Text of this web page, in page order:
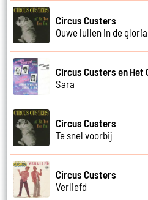
Circus Custers
Ouwe lullen in de gloria
Circus Custers en Het
Sara
Circus Custers
Te snel voorbij
Circus Custers
Verliefd